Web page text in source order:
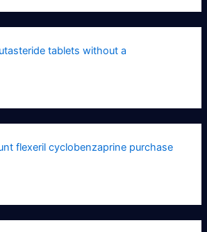
tablets without a
flexeril cyclobenzaprine purchase